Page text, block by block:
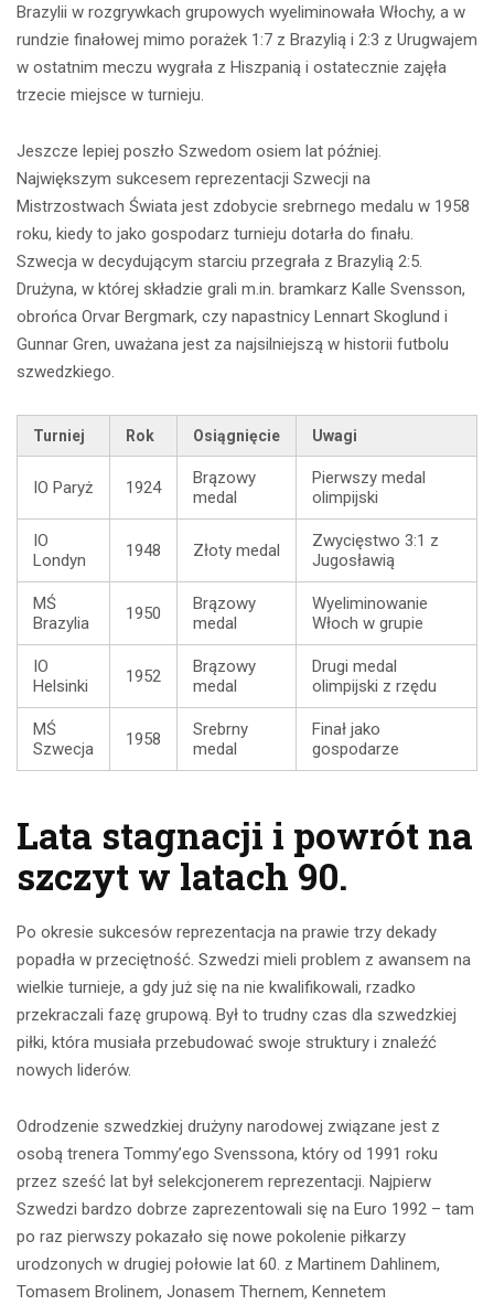
Brazylii w rozgrywkach grupowych wyeliminowała Włochy, a w
rundzie finałowej mimo porażek 1:7 z Brazylią i 2:3 z Urugwajem
w ostatnim meczu wygrała z Hiszpanią i ostatecznie zajęła
trzecie miejsce w turnieju.
Jeszcze lepiej poszło Szwedom osiem lat później.
Największym sukcesem reprezentacji Szwecji na
Mistrzostwach Świata jest zdobycie srebrnego medalu w 1958
roku, kiedy to jako gospodarz turnieju dotarła do finału.
Szwecja w decydującym starciu przegrała z Brazylią 2:5.
Drużyna, w której składzie grali m.in. bramkarz Kalle Svensson,
obrońca Orvar Bergmark, czy napastnicy Lennart Skoglund i
Gunnar Gren, uważana jest za najsilniejszą w historii futbolu
szwedzkiego.
Turniej Rok Osiągnięcie Uwagi
IO Paryż 1924
Brązowy
medal
Pierwszy medal
olimpijski
IO
Londyn
1948 Złoty medal
Zwycięstwo 3:1 z
Jugosławią
MŚ
Brazylia
1950
Brązowy
medal
Wyeliminowanie
Włoch w grupie
IO
Helsinki
1952
Brązowy
medal
Drugi medal
olimpijski z rzędu
MŚ
Szwecja
1958
Srebrny
medal
Finał jako
gospodarze
Lata stagnacji i powrót na
szczyt w latach 90.
Po okresie sukcesów reprezentacja na prawie trzy dekady
popadła w przeciętność. Szwedzi mieli problem z awansem na
wielkie turnieje, a gdy już się na nie kwalifikowali, rzadko
przekraczali fazę grupową. Był to trudny czas dla szwedzkiej
piłki, która musiała przebudować swoje struktury i znaleźć
nowych liderów.
Odrodzenie szwedzkiej drużyny narodowej związane jest z
osobą trenera Tommy’ego Svenssona, który od 1991 roku
przez sześć lat był selekcjonerem reprezentacji. Najpierw
Szwedzi bardzo dobrze zaprezentowali się na Euro 1992 – tam
po raz pierwszy pokazało się nowe pokolenie piłkarzy
urodzonych w drugiej połowie lat 60. z Martinem Dahlinem,
Tomasem Brolinem, Jonasem Thernem, Kennetem